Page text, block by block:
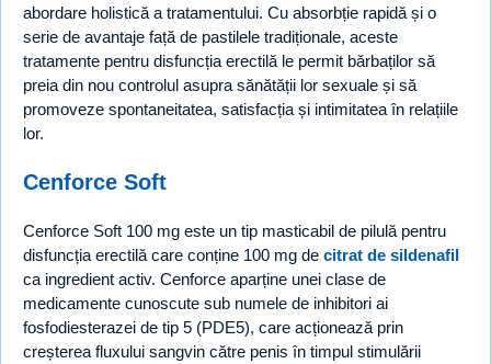
abordare holistică a tratamentului. Cu absorbție rapidă și o
serie de avantaje față de pastilele tradiționale, aceste
tratamente pentru disfuncția erectilă le permit bărbaților să
preia din nou controlul asupra sănătății lor sexuale și să
promoveze spontaneitatea, satisfacția și intimitatea în relațiile
lor.
Cenforce Soft
Cenforce Soft 100 mg este un tip masticabil de pilulă pentru
disfuncția erectilă care conține 100 mg de citrat de sildenafil
ca ingredient activ. Cenforce aparține unei clase de
medicamente cunoscute sub numele de inhibitori ai
fosfodiesterazei de tip 5 (PDE5), care acționează prin
creșterea fluxului sangvin către penis în timpul stimulării